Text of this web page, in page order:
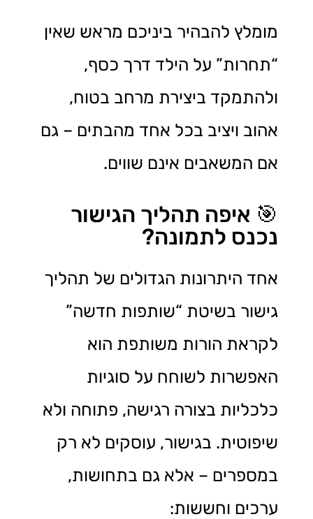
מומלץ להבהיר ביניכם מראש שאין
“תחרות” על הילד דרך כסף,
ולהתמקד ביצירת מרחב בטוח,
אהוב ויציב בכל אחד מהבתים – גם
אם המשאבים אינם שווים.
🎯 איפה תהליך הגישור
נכנס לתמונה?
אחד היתרונות הגדולים של תהליך
גישור בשיטת “שותפות חדשה”
לקראת הורות משותפת הוא
האפשרות לשוחח על סוגיות
כלכליות בצורה רגישה, פתוחה ולא
שיפוטית. בגישור, עוסקים לא רק
במספרים – אלא גם בתחושות,
ערכים וחששות: